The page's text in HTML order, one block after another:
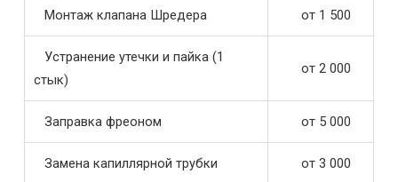
Монтаж клапана Шредера от 1 500
Устранение утечки и пайка (1
стык)
от 2 000
Заправка фреоном от 5 000
Замена капиллярной трубки от 3 000